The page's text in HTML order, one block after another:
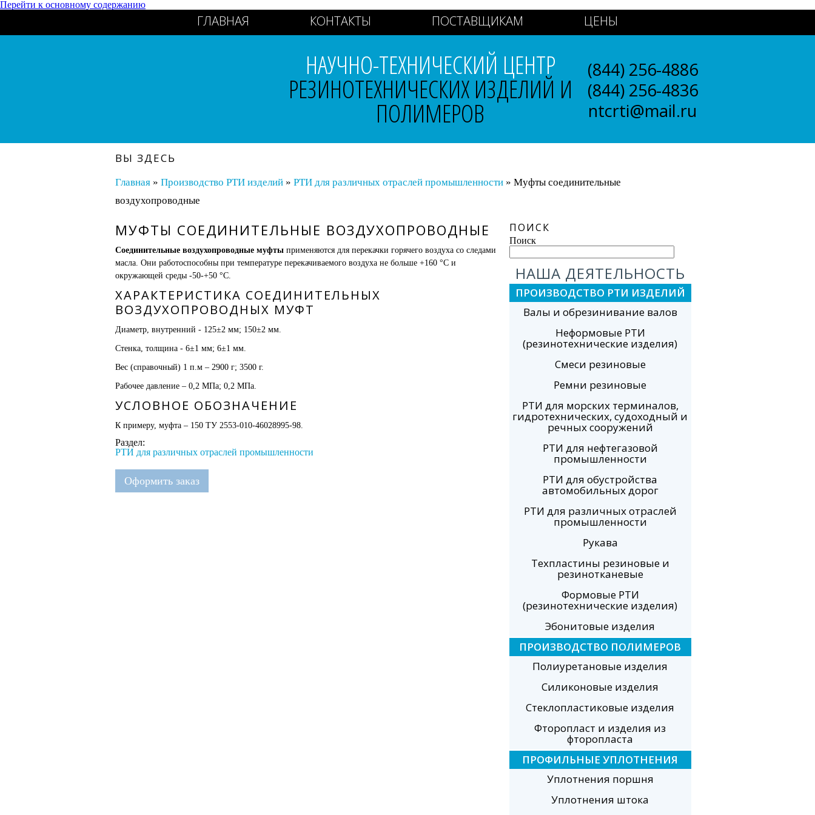
Перейти к основному содержанию
ГЛАВНАЯ КОНТАКТЫ ПОСТАВЩИКАМ ЦЕНЫ
НАУЧНО-ТЕХНИЧЕСКИЙ ЦЕНТР
РЕЗИНОТЕХНИЧЕСКИХ ИЗДЕЛИЙ И
ПОЛИМЕРОВ
(844) 256-4886
(844) 256-4836
ntcrti@mail.ru
ВЫ ЗДЕСЬ
Главная» Производство РТИ изделий» РТИ для различных отраслей промышленности» Муфты соединительные
воздухопроводные
МУФТЫ СОЕДИНИТЕЛЬНЫЕ ВОЗДУХОПРОВОДНЫЕ
Соединительные воздухопроводные муфтыприменяются для перекачки горячего воздуха со следами
масла. Они работоспособны при температуре перекачиваемого воздуха не больше +160 °С и
окружающей среды -50-+50 °С.
ХАРАКТЕРИСТИКА СОЕДИНИТЕЛЬНЫХ
ВОЗДУХОПРОВОДНЫХ МУФТ
Диаметр, внутренний - 125±2 мм; 150±2 мм.
Стенка, толщина - 6±1 мм; 6±1 мм.
Вес (справочный) 1 п.м – 2900 г; 3500 г.
Рабочее давление – 0,2 МПа; 0,2 МПа.
УСЛОВНОЕ ОБОЗНАЧЕНИЕ
К примеру, муфта – 150 ТУ 2553-010-46028995-98.
Раздел:
РТИ для различных отраслей промышленности
Оформить заказ
ПОИСК
Поиск
НАША ДЕЯТЕЛЬНОСТЬ
ПРОИЗВОДСТВО РТИ ИЗДЕЛИЙ
Валы и обрезинивание валов
Неформовые РТИ
(резинотехнические изделия)
Смеси резиновые
Ремни резиновые
РТИ для морских терминалов,
гидротехнических, судоходный и
речных сооружений
РТИ для нефтегазовой
промышленности
РТИ для обустройства
автомобильных дорог
РТИ для различных отраслей
промышленности
Рукава
Техпластины резиновые и
резинотканевые
Формовые РТИ
(резинотехнические изделия)
Эбонитовые изделия
ПРОИЗВОДСТВО ПОЛИМЕРОВ
Полиуретановые изделия
Силиконовые изделия
Стеклопластиковые изделия
Фторопласт и изделия из
фторопласта
ПРОФИЛЬНЫЕ УПЛОТНЕНИЯ
Уплотнения поршня
Уплотнения штока